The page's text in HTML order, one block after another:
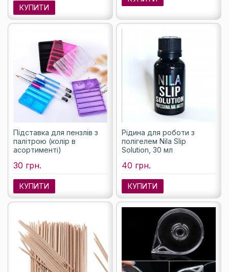
КУПИТИ
Підставка для пензлів з
палітрою (колір в
асортименті)
30 грн.
КУПИТИ
Рідина для роботи з
полігелем Nila Slip
Solution, 30 мл
40 грн.
КУПИТИ